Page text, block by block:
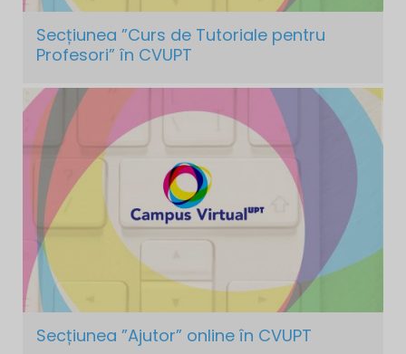
Secțiunea ”Curs de Tutoriale pentru
Profesori” în CVUPT
Secțiunea ”Ajutor” online în CVUPT